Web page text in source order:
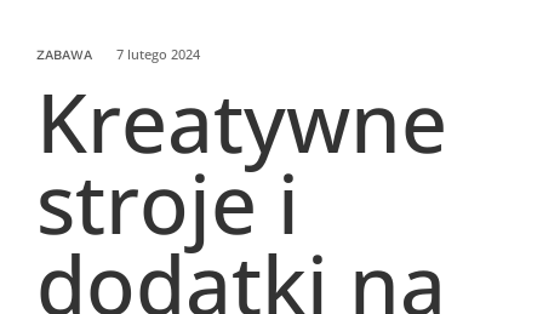
ZABAWA 7 lutego 2024
Kreatywne
stroje i
dodatki na